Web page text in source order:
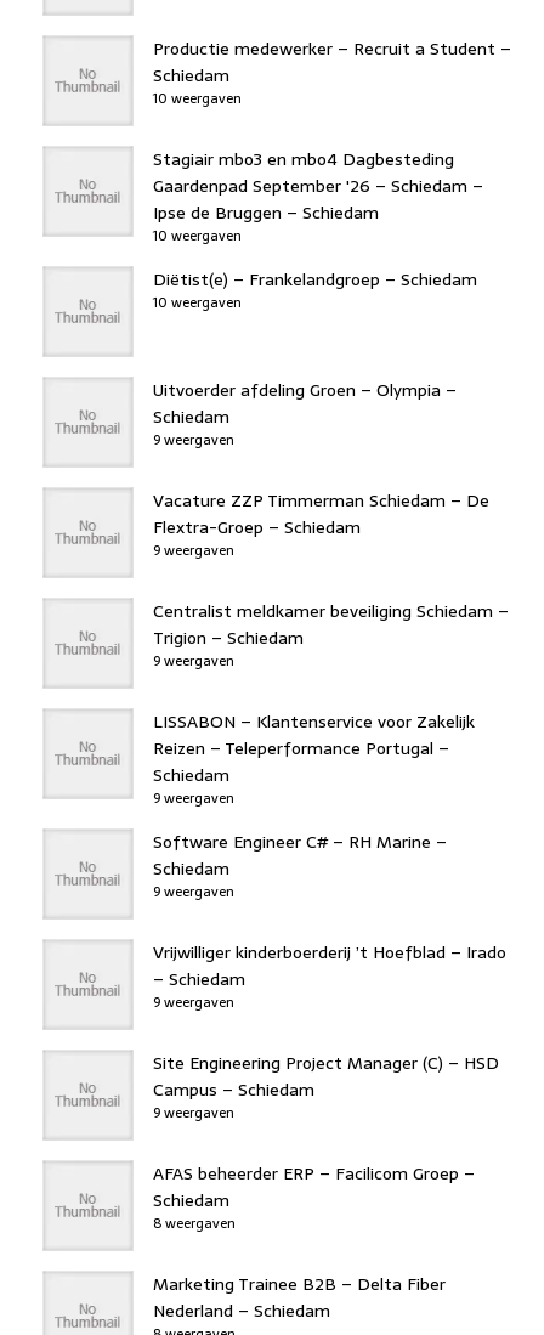
Productie medewerker – Recruit a Student –
Schiedam
10 weergaven
Stagiair mbo3 en mbo4 Dagbesteding
Gaardenpad September '26 – Schiedam –
Ipse de Bruggen – Schiedam
10 weergaven
Diëtist(e) – Frankelandgroep – Schiedam
10 weergaven
Uitvoerder afdeling Groen – Olympia –
Schiedam
9 weergaven
Vacature ZZP Timmerman Schiedam – De
Flextra-Groep – Schiedam
9 weergaven
Centralist meldkamer beveiliging Schiedam –
Trigion – Schiedam
9 weergaven
LISSABON – Klantenservice voor Zakelijk
Reizen – Teleperformance Portugal –
Schiedam
9 weergaven
Software Engineer C# – RH Marine –
Schiedam
9 weergaven
Vrijwilliger kinderboerderij ’t Hoefblad – Irado
– Schiedam
9 weergaven
Site Engineering Project Manager (C) – HSD
Campus – Schiedam
9 weergaven
AFAS beheerder ERP – Facilicom Groep –
Schiedam
8 weergaven
Marketing Trainee B2B – Delta Fiber
Nederland – Schiedam